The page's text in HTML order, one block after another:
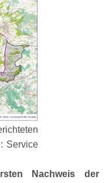
Service
Nachweis der